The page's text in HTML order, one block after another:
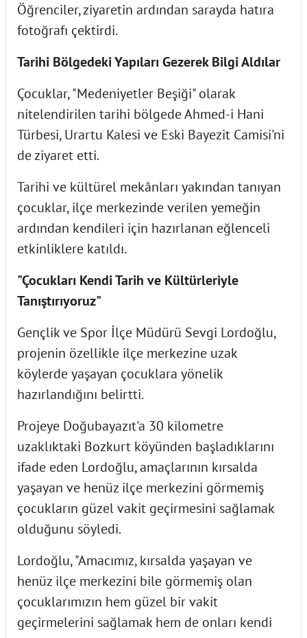
Öğrenciler, ziyaretin ardından sarayda hatıra
fotoğrafı çektirdi.
Tarihi Bölgedeki Yapıları Gezerek Bilgi Aldılar
Çocuklar, "Medeniyetler Beşiği" olarak
nitelendirilen tarihi bölgede Ahmed-i Hani
Türbesi, Urartu Kalesi ve Eski Bayezit Camisi'ni
de ziyaret etti.
Tarihi ve kültürel mekânları yakından tanıyan
çocuklar, ilçe merkezinde verilen yemeğin
ardından kendileri için hazırlanan eğlenceli
etkinliklere katıldı.
"Çocukları Kendi Tarih ve Kültürleriyle
Tanıştırıyoruz"
Gençlik ve Spor İlçe Müdürü Sevgi Lordoğlu,
projenin özellikle ilçe merkezine uzak
köylerde yaşayan çocuklara yönelik
hazırlandığını belirtti.
Projeye Doğubayazıt'a 30 kilometre
uzaklıktaki Bozkurt köyünden başladıklarını
ifade eden Lordoğlu, amaçlarının kırsalda
yaşayan ve henüz ilçe merkezini görmemiş
çocukların güzel vakit geçirmesini sağlamak
olduğunu söyledi.
Lordoğlu, "Amacımız, kırsalda yaşayan ve
henüz ilçe merkezini bile görmemiş olan
çocuklarımızın hem güzel bir vakit
geçirmelerini sağlamak hem de onları kendi